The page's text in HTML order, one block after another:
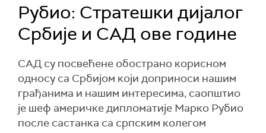
Рубио: Стратешки дијалог
Србије и САД ове године
САД су посвећене обострано корисном
односу са Србијом који доприноси нашим
грађанима и нашим интересима, саопштио
је шеф америчке дипломатије Марко Рубио
после састанка са српским колегом